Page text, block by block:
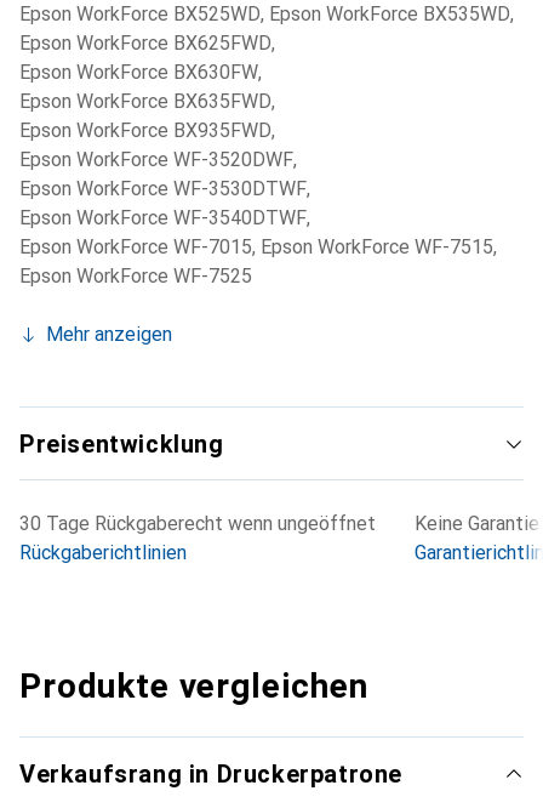
Epson WorkForce BX525WD, Epson WorkForce BX535WD,
Epson WorkForce BX625FWD,
Epson WorkForce BX630FW,
Epson WorkForce BX635FWD,
Epson WorkForce BX935FWD,
Epson WorkForce WF-3520DWF,
Epson WorkForce WF-3530DTWF,
Epson WorkForce WF-3540DTWF,
Epson WorkForce WF-7015, Epson WorkForce WF-7515,
Epson WorkForce WF-7525
Mehr anzeigen
Preisentwicklung
30 Tage Rückgaberecht wenn ungeöffnet
Rückgaberichtlinien
Keine Garantie
Produkte vergleichen
Verkaufsrang in Druckerpatrone